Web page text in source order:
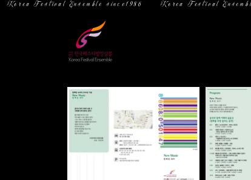
  Korea Festival Ensemble since1986